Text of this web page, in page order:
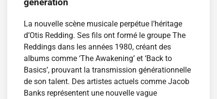
génération
La nouvelle scène musicale perpétue l’héritage
d’Otis Redding. Ses fils ont formé le groupe The
Reddings dans les années 1980, créant des
albums comme ‘The Awakening’ et ‘Back to
Basics’, prouvant la transmission générationnelle
de son talent. Des artistes actuels comme Jacob
Banks représentent une nouvelle vague